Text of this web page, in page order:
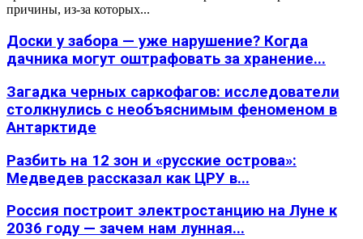
причины, из-за которых...
Доски у забора — уже нарушение? Когда
дачника могут оштрафовать за хранение...
Загадка черных саркофагов: исследователи
столкнулись с необъяснимым феноменом в
Антарктиде
Разбить на 12 зон и «русские острова»:
Медведев рассказал как ЦРУ в...
Россия построит электростанцию на Луне к
2036 году — зачем нам лунная...